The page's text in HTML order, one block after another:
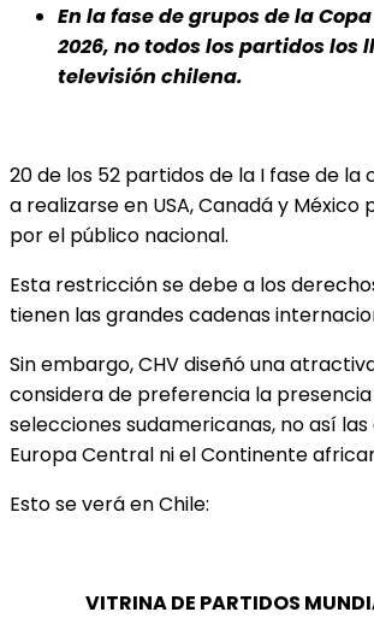
En la fase de grupos de la
2026, no todos los partidos los
televisión chilena.
20 de los 52 partidos de la I fase de la
a realizarse en USA, Canadá y México
por el público nacional.
Esta restricción se debe a los
tienen las grandes cadenas
Sin embargo, CHV diseñó una
considera de preferencia la
selecciones sudamericanas, no así las
Europa Central ni el Continente
Esto se verá en Chile:
VITRINA DE PARTIDOS